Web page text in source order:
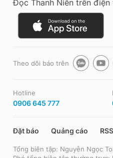
Đọc Thanh Niên trên điện
Theo dõi báo trên
Hotline
0906 645 777
Đặt báo Quảng cáo RSS
Tổng biên tập: Nguyễn Ngọc